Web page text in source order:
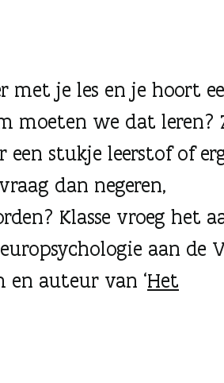
met je les en je hoort
moeten we dat leren?
een stukje leerstof of
dan negeren,
Klasse vroeg het
aan de
auteur van ‘Het